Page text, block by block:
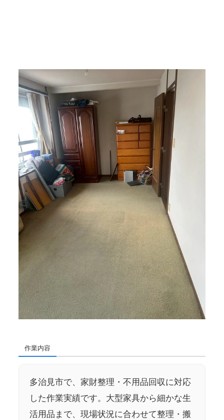
作業内容
多治見市で、家財整理・不用品回収に対応
した作業実績です。大型家具から細かな生
活用品まで、現場状況に合わせて整理・搬